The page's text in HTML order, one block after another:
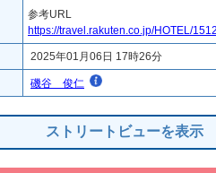
参考URL
https://travel.rakuten.co.jp/HOTEL/
2025年01月06日 17時26分
磯谷 俊仁
ストリートビューを表示